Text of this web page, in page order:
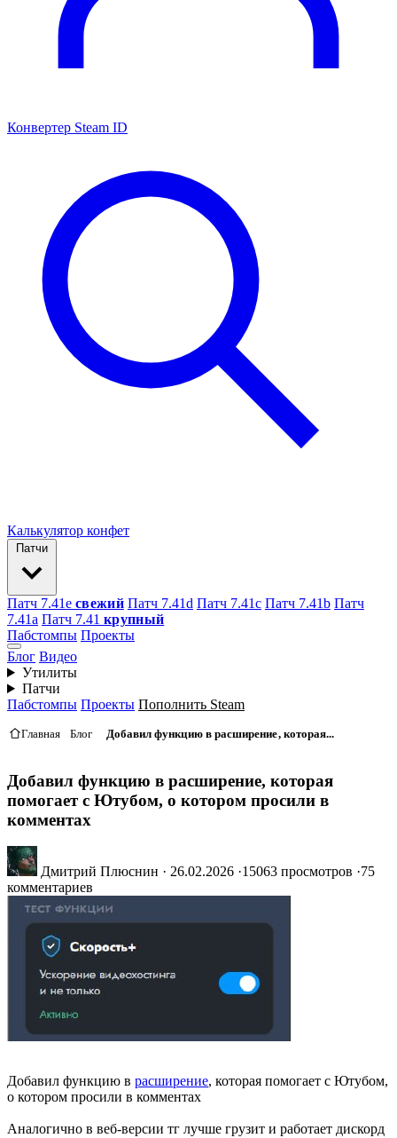
Конвертер Steam ID
Калькулятор конфет
Патчи
Патч 7.41e свежий Патч 7.41d Патч 7.41c Патч 7.41b Патч
7.41а Патч 7.41 крупный
Пабстомпы Проекты
Блог Видео
Утилиты
Патчи
Пабстомпы Проекты Пополнить Steam
Главная Блог Добавил функцию в расширение, которая...
Добавил функцию в расширение, которая
помогает с Ютубом, о котором просили в
комментах
Дмитрий Плюснин · 26.02.2026 ·15063 просмотров ·75
комментариев
Добавил функцию в расширение, которая помогает с Ютубом,
о котором просили в комментах
Аналогично в веб-версии тг лучше грузит и работает дискорд